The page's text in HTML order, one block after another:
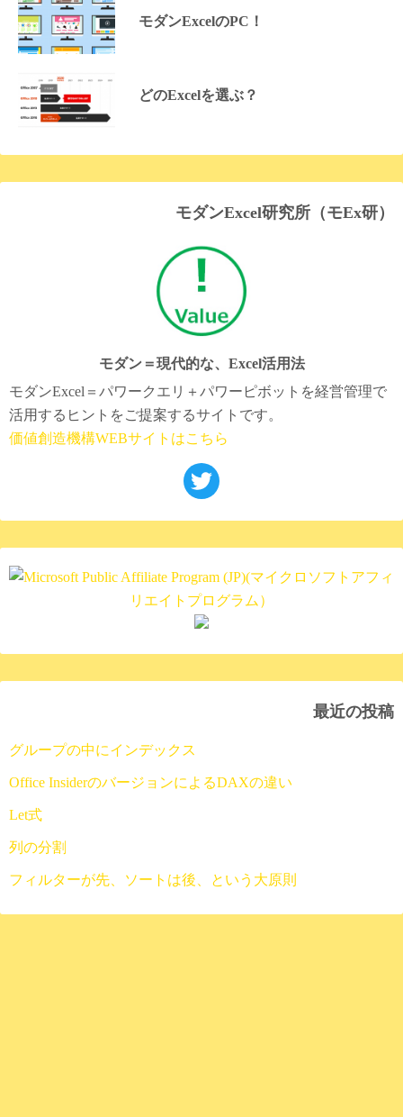
モダンExcelのPC！
どのExcelを選ぶ？
モダンExcel研究所（モEx研）
モダン＝現代的な、Excel活用法
モダンExcel＝パワークエリ＋パワーピボットを経営管理で
活用するヒントをご提案するサイトです。
価値創造機構WEBサイトはこちら
最近の投稿
グループの中にインデックス
Office InsiderのバージョンによるDAXの違い
Let式
列の分割
フィルターが先、ソートは後、という大原則